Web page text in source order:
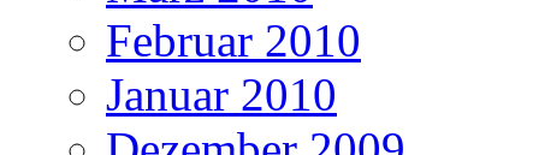
Februar 2010
Januar 2010